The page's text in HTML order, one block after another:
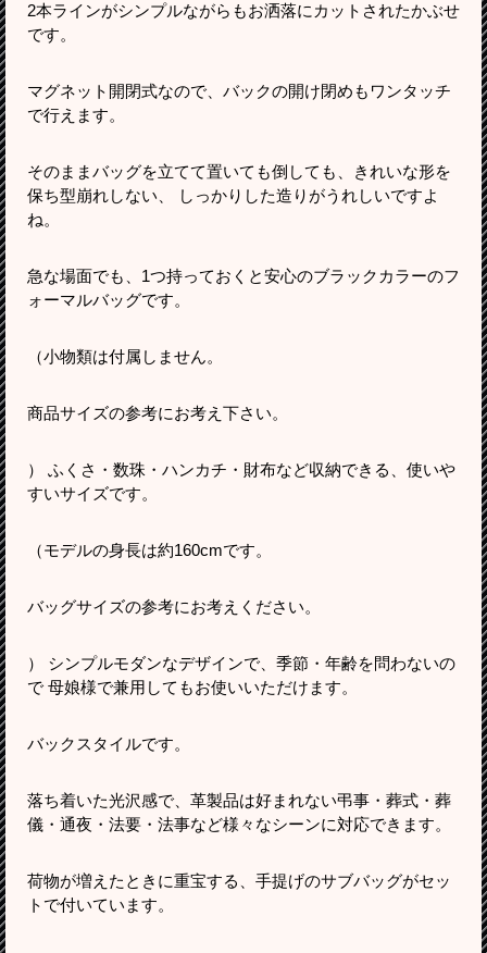
2本ラインがシンプルながらもお洒落にカットされたかぶせ
です。
マグネット開閉式なので、バックの開け閉めもワンタッチ
で行えます。
そのままバッグを立てて置いても倒しても、きれいな形を
保ち型崩れしない、 しっかりした造りがうれしいですよ
ね。
急な場面でも、1つ持っておくと安心のブラックカラーのフ
ォーマルバッグです。
（小物類は付属しません。
商品サイズの参考にお考え下さい。
） ふくさ・数珠・ハンカチ・財布など収納できる、使いや
すいサイズです。
（モデルの身長は約160cmです。
バッグサイズの参考にお考えください。
） シンプルモダンなデザインで、季節・年齢を問わないの
で 母娘様で兼用してもお使いいただけます。
バックスタイルです。
落ち着いた光沢感で、革製品は好まれない弔事・葬式・葬
儀・通夜・法要・法事など様々なシーンに対応できます。
荷物が増えたときに重宝する、手提げのサブバッグがセッ
トで付いています。